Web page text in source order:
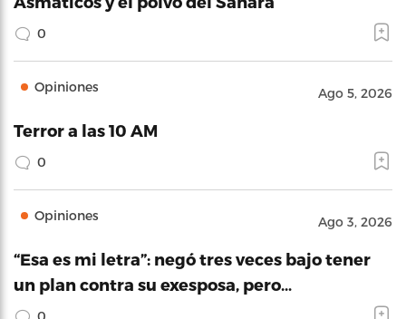
0
Opiniones Ago 5, 2026
Terror a las 10 AM
0
Opiniones Ago 3, 2026
“Esa es mi letra”: negó tres veces bajo tener
un plan contra su exesposa, pero…